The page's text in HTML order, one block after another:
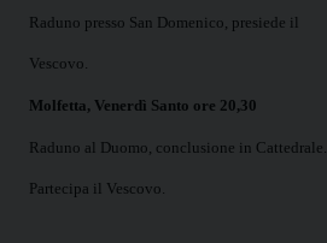
Raduno presso San Domenico, presiede il
Vescovo.
Molfetta, Venerdì Santo ore 20,30
Raduno al Duomo, conclusione in Cattedrale.
Partecipa il Vescovo.